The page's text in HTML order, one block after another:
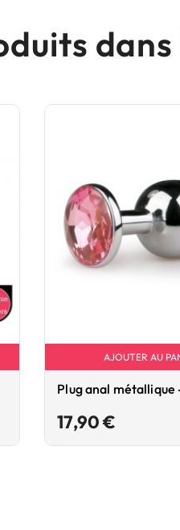
AJOUTER AU
Plug anal métallique
17,90 €